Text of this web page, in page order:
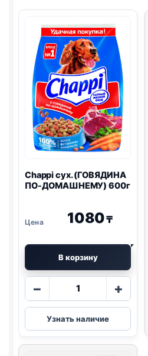
Chappi сух. (ГОВЯДИНА
ПО-ДОМАШНЕМУ) 600г
1080₸
В корзину
−
Количество
Chappi
сух.
(ГОВЯДИНА
+
Узнать наличие